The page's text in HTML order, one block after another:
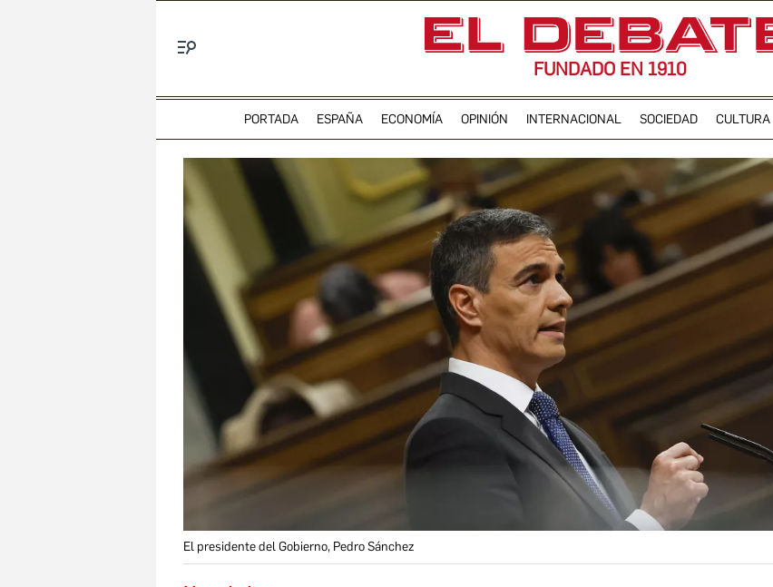
FUNDADO EN 1910
PORTADA ESPAÑA ECONOMÍA OPINIÓN INTERNACIONAL SOCIEDAD CULTURA
El presidente del Gobierno, Pedro Sánchez